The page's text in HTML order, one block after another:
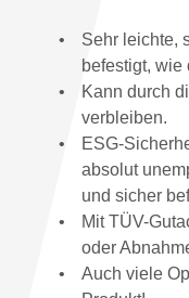
Sehr leichte,
befestigt, wie
Kann durch
verbleiben.
ESG-
absolut
und sicher
Mit TÜV-
oder
Auch viele